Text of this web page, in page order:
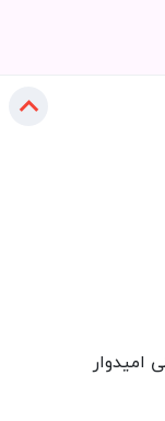
امیدوار